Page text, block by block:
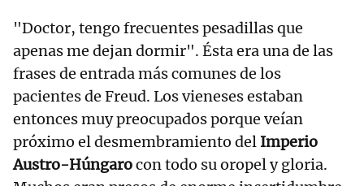
"Doctor, tengo frecuentes pesadillas que
apenas me dejan dormir". Ésta era una de las
frases de entrada más comunes de los
pacientes de Freud. Los vieneses estaban
entonces muy preocupados porque veían
próximo el desmembramiento del Imperio
Austro-Húngarocon todo su oropel y gloria.